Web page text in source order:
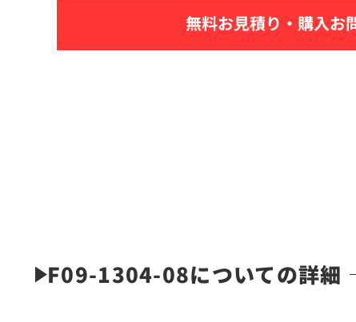
無料お見積り・ 購入お
F09-1304-08についての詳細